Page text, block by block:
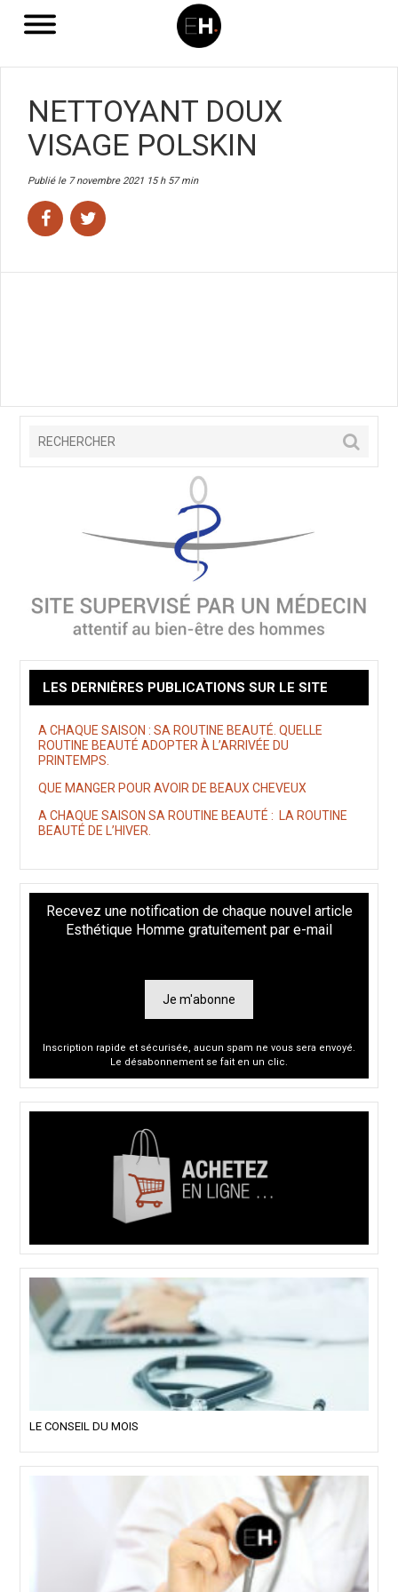
NETTOYANT DOUX
VISAGE POLSKIN
Publié le 7 novembre 2021 15 h 57 min
LES DERNIÈRES PUBLICATIONS SUR LE SITE
A CHAQUE SAISON : SA ROUTINE BEAUTÉ. QUELLE
ROUTINE BEAUTÉ ADOPTER À L’ARRIVÉE DU
PRINTEMPS.
QUE MANGER POUR AVOIR DE BEAUX CHEVEUX
A CHAQUE SAISON SA ROUTINE BEAUTÉ : LA ROUTINE
BEAUTÉ DE L’HIVER.
Recevez une notification de chaque nouvel article
Esthétique Homme gratuitement par e-mail
Je m'abonne
Inscription rapide et sécurisée, aucun spam ne vous sera envoyé.
Le désabonnement se fait en un clic.
LE CONSEIL DU MOIS